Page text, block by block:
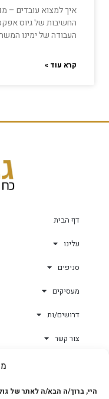
היי, ברוך/ה הבא/ה לאתר של
איך למצוא עובדים –
החשיבות של גיוס
העבודה של ימינו
קרא עוד »
דף הבית
עלינו
סניפים
מעסיקים
דרושים/ות
צור קשר